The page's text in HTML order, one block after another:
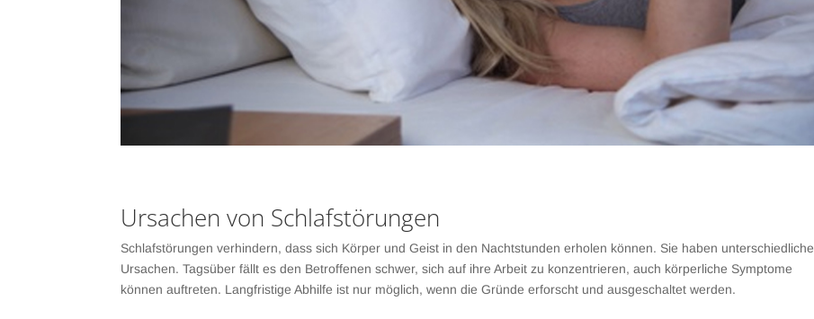
Ursachen von Schlafstörungen
Schlafstörungen verhindern, dass sich Körper und Geist in den Nachtstunden erholen können. Sie haben unterschiedliche
Ursachen. Tagsüber fällt es den Betroffenen schwer, sich auf ihre Arbeit zu konzentrieren, auch körperliche Symptome
können auftreten. Langfristige Abhilfe ist nur möglich, wenn die Gründe erforscht und ausgeschaltet werden.